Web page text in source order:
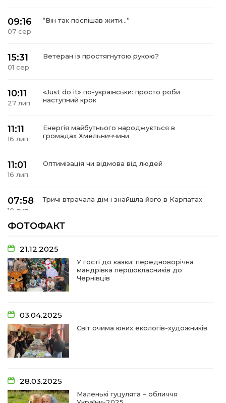
09:16
07 сер
“Він так поспішав жити…”
15:31
01 сер
Ветеран із простягнутою рукою?
10:11
27 лип
«Just do it» по-українськи: просто роби
наступний крок
11:11
16 лип
Енергія майбутнього народжується в
громадах Хмельниччини
11:01
16 лип
Оптимізація чи відмова від людей
07:58
10 лип
Тричі втрачала дім і знайшла його в Карпатах
10 лип
13:30
06 лип
Від прикордонної застави до Донбасу:
14:18
01 лип
09:31
28 чер
Творчі підсумки юних художників
09:28
28 чер
Довгопільський рок заради благодійності
ФОТОФАКТ
21.12.2025
У гості до казки: передноворічна
мандрівка першокласників до
Чернівців
03.04.2025
Світ очима юних екологів-художників
28.03.2025
Маленькі гуцулята – обличчя